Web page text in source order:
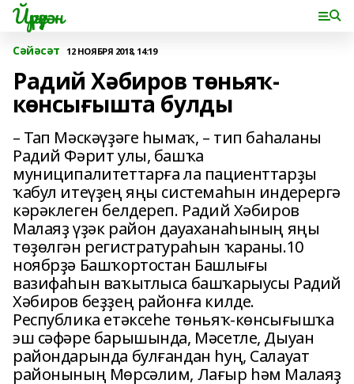
Йүрүҙән
Сәйәсәт 12 НОЯБРЯ 2018, 14:19
Радий Хәбиров төньяҡ-
көнсығышта булды
– Тап Мәскәүҙәге һымаҡ, – тип баһаланы
Радий Фәрит улы, башҡа
муниципалитеттарға ла пациенттарҙы
ҡабул итеүҙең яңы системаһын индерергә
кәрәклеген белдереп. Радий Хәбиров
Малаяҙ үҙәк район дауаханаһының яңы
төҙөлгән регистратураһын ҡараны.10
ноябрҙә Башҡортостан Башлығы
вазифаһын ваҡытлыса башҡарыусы Радий
Хәбиров беҙҙең районға килде.
Республика етәксеһе төньяҡ-көнсығышҡа
эш сәфәре барышында, Мәсетле, Дыуан
райондарында булғандан һуң, Салауат
районының Мөрсәлим, Лағыр һәм Малаяҙ